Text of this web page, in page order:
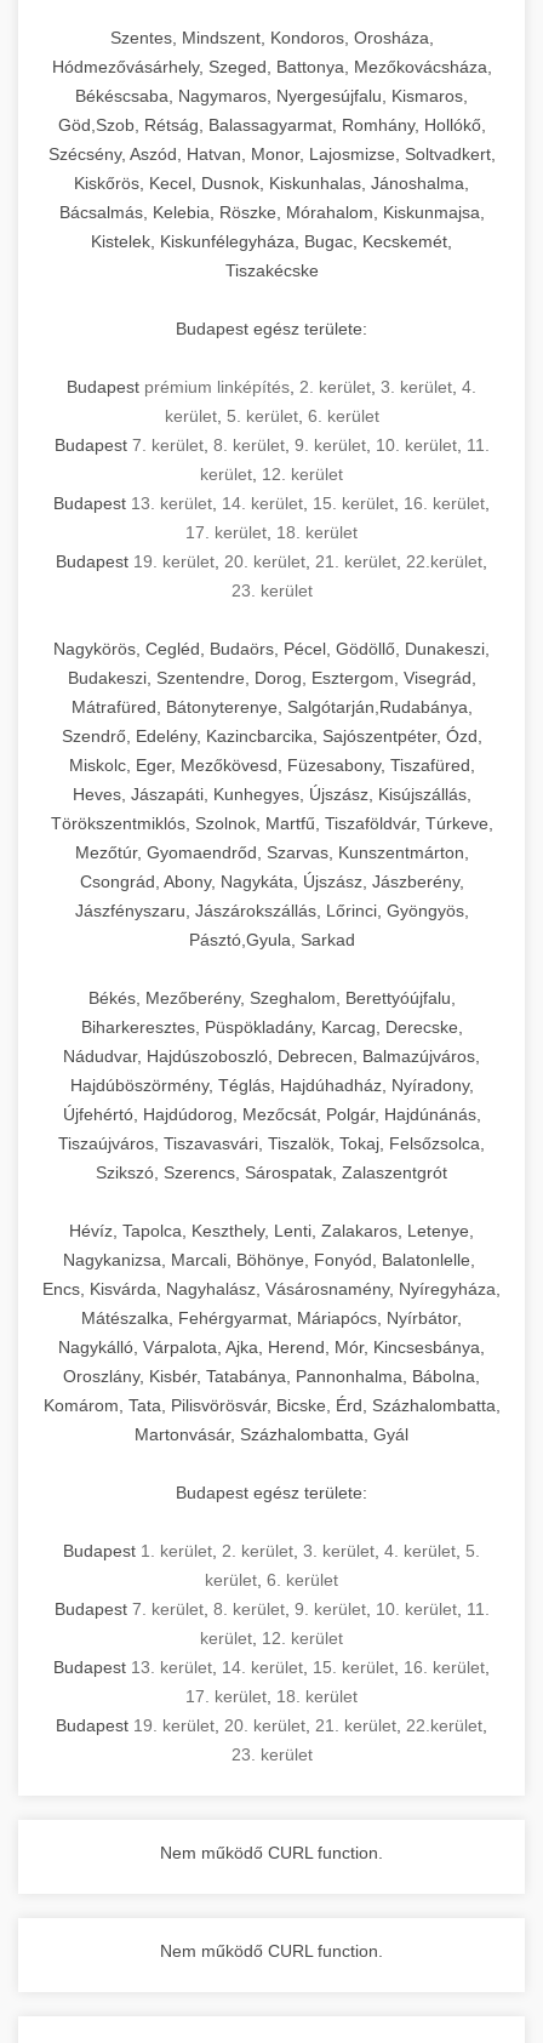
Szentes, Mindszent, Kondoros, Orosháza,
Hódmezővásárhely, Szeged, Battonya, Mezőkovácsháza,
Békéscsaba, Nagymaros, Nyergesújfalu, Kismaros,
Göd,Szob, Rétság, Balassagyarmat, Romhány, Hollókő,
Szécsény, Aszód, Hatvan, Monor, Lajosmizse, Soltvadkert,
Kiskőrös, Kecel, Dusnok, Kiskunhalas, Jánoshalma,
Bácsalmás, Kelebia, Röszke, Mórahalom, Kiskunmajsa,
Kistelek, Kiskunfélegyháza, Bugac, Kecskemét,
Tiszakécske
Budapest egész területe:
Budapest prémium linképítés 2. kerület 3. kerület 4.
kerület, 5. kerület, 6. kerület
Budapest 7. kerület, 8. kerület, 9. kerület, 10. kerület, 11.
kerület 12. kerület
Budapest 13. kerület 14. kerület 15. kerület 16. kerület
17. kerület 18. kerület
Budapest 19. kerület 20. kerület 21. kerület 22.kerület
23. kerület
Nagykörös, Cegléd, Budaörs, Pécel, Gödöllő, Dunakeszi,
Budakeszi, Szentendre, Dorog, Esztergom, Visegrád,
Mátrafüred, Bátonyterenye, Salgótarján,Rudabánya,
Szendrő, Edelény, Kazincbarcika, Sajószentpéter, Ózd,
Miskolc, Eger, Mezőkövesd, Füzesabony, Tiszafüred,
Heves, Jászapáti, Kunhegyes, Újszász, Kisújszállás,
Törökszentmiklós, Szolnok, Martfű, Tiszaföldvár, Túrkeve,
Mezőtúr, Gyomaendrőd, Szarvas, Kunszentmárton,
Csongrád, Abony, Nagykáta, Újszász, Jászberény,
Jászfényszaru, Jászárokszállás, Lőrinci, Gyöngyös,
Pásztó,Gyula, Sarkad
Békés, Mezőberény, Szeghalom, Berettyóújfalu,
Biharkeresztes, Püspökladány, Karcag, Derecske,
Nádudvar, Hajdúszoboszló, Debrecen, Balmazújváros,
Hajdúböszörmény, Téglás, Hajdúhadház, Nyíradony,
Újfehértó, Hajdúdorog, Mezőcsát, Polgár, Hajdúnánás,
Tiszaújváros, Tiszavasvári, Tiszalök, Tokaj, Felsőzsolca,
Szikszó, Szerencs, Sárospatak, Zalaszentgrót
Hévíz, Tapolca, Keszthely, Lenti, Zalakaros, Letenye,
Nagykanizsa, Marcali, Böhönye, Fonyód, Balatonlelle,
Encs, Kisvárda, Nagyhalász, Vásárosnamény, Nyíregyháza,
Mátészalka, Fehérgyarmat, Máriapócs, Nyírbátor,
Nagykálló, Várpalota, Ajka, Herend, Mór, Kincsesbánya,
Oroszlány, Kisbér, Tatabánya, Pannonhalma, Bábolna,
Komárom, Tata, Pilisvörösvár, Bicske, Érd, Százhalombatta,
Martonvásár, Százhalombatta, Gyál
Budapest egész területe:
Budapest 1. kerület 2. kerület 3. kerület 4. kerület 5.
kerület 6. kerület
Budapest 7. kerület, 8. kerület, 9. kerület, 10. kerület, 11.
kerület 12. kerület
Budapest 13. kerület 14. kerület 15. kerület 16. kerület
17. kerület 18. kerület
Budapest 19. kerület 20. kerület 21. kerület 22.kerület
23. kerület
Nem működő CURL function.
Nem működő CURL function.